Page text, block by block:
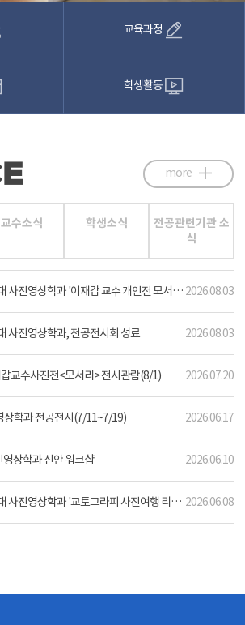
교육과정
학생활동
교수소식 학생소식
전공관련기관 소
식
[뉴스]부산디지털대 사진영상학과 '이재갑 교수 개인전 모서리' 관람 학과스터디 진행 2026.08.03
사진영상학과, 전공전시회 성료 2026.08.03
교수사진전<모서리> 전시관람(8/1) 2026.07.20
상학과 전공전시(7/11~7/19) 2026.06.17
상학과 신안 워크샵 2026.06.10
[뉴스]부산디지털대 사진영상학과 '교토그라피 사진여행 리뷰' 진행 2026.06.08
more